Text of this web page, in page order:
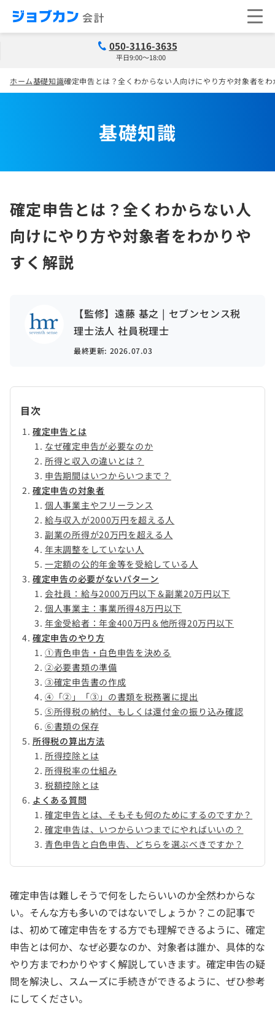
050-3116-3635
平日9:00～18:00
ホーム基礎知識確定申告とは？全くわからない人向けにやり方や対象者を
基礎知識
確定申告とは？全くわからない人
向けにやり方や対象者をわかりや
すく解説
【監修】遠藤 基之 | セブンセンス税
理士法人 社員税理士
最終更新: 2026.07.03
目次
確定申告とは
なぜ確定申告が必要なのか
所得と収入の違いとは？
申告期間はいつからいつまで？
確定申告の対象者
個人事業主やフリーランス
給与収入が2000万円を超える人
副業の所得が20万円を超える人
年末調整をしていない人
一定額の公的年金等を受給している人
確定申告の必要がないパターン
会社員：給与2000万円以下＆副業20万円以下
個人事業主：事業所得48万円以下
年金受給者：年金400万円＆他所得20万円以下
確定申告のやり方
①青色申告・白色申告を決める
②必要書類の準備
③確定申告書の作成
④「②」「③」の書類を税務署に提出
⑤所得税の納付、もしくは還付金の振り込み確認
⑥書類の保存
所得税の算出方法
所得控除とは
所得税率の仕組み
税額控除とは
よくある質問
確定申告とは、そもそも何のためにするのですか？
確定申告は、いつからいつまでにやればいいの？
青色申告と白色申告、どちらを選ぶべきですか？
確定申告は難しそうで何をしたらいいのか全然わからな
い。そんな方も多いのではないでしょうか？この記事で
は、初めて確定申告をする方でも理解できるように、確定
申告とは何か、なぜ必要なのか、対象者は誰か、具体的な
やり方までわかりやすく解説していきます。確定申告の疑
問を解決し、スムーズに手続きができるように、ぜひ参考
にしてください。